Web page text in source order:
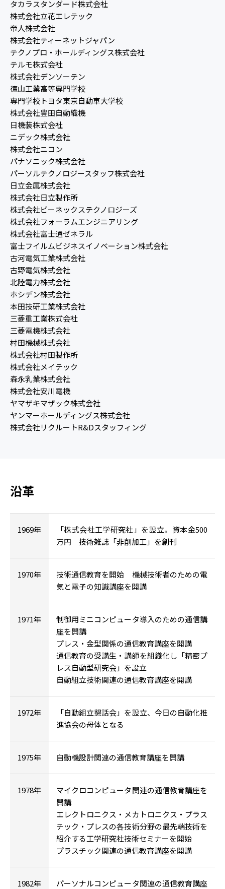
タカラスタンダード株式会社
株式会社立花エレテック
帝人株式会社
株式会社ティーネットジャパン
テクノプロ・ホールディングス株式会社
テルモ株式会社
株式会社デンソーテン
徳山工業高等専門学校
専門学校トヨタ東京自動車大学校
株式会社豊田自動織機
日機装株式会社
ニデック株式会社
株式会社ニコン
パナソニック株式会社
パーソルテクノロジースタッフ株式会社
日立金属株式会社
株式会社日立製作所
株式会社ビーネックステクノロジーズ
株式会社フォーラムエンジニアリング
株式会社富士通ゼネラル
富士フイルムビジネスイノベーション株式会社
古河電気工業株式会社
古野電気株式会社
北陸電力株式会社
ホシデン株式会社
本田技研工業株式会社
三菱重工業株式会社
三菱電機株式会社
村田機械株式会社
株式会社村田製作所
株式会社メイテック
森永乳業株式会社
株式会社安川電機
ヤマザキマザック株式会社
ヤンマーホールディングス株式会社
株式会社リクルートR&Dスタッフィング
沿革
1969年
「株式会社工学研究社」を設立。資本金500
万円 技術雑誌「非削加工」を創刊
1970年
技術通信教育を開始 機械技術者のための電
気と電子の知識講座を開講
1971年
制御用ミニコンピュータ導入のための通信講
座を開講
プレス・金型関係の通信教育講座を開講
通信教育の受講生・講師を組織化し「精密プ
レス自動型研究会」を設立
自動組立技術関連の通信教育講座を開講
1972年
「自動組立懇話会」を設立、今日の自動化推
進協会の母体となる
1975年 自動機設計関連の通信教育講座を開講
1978年
マイクロコンピュータ関連の通信教育講座を
開講
エレクトロニクス・メカトロニクス・プラス
チック・プレスの各技術分野の最先端技術を
紹介する工学研究社技術セミナーを開始
プラスチック関連の通信教育講座を開講
1982年
パーソナルコンピュータ関連の通信教育講座